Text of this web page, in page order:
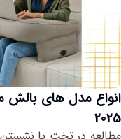
انواع مدل های بالش
2025